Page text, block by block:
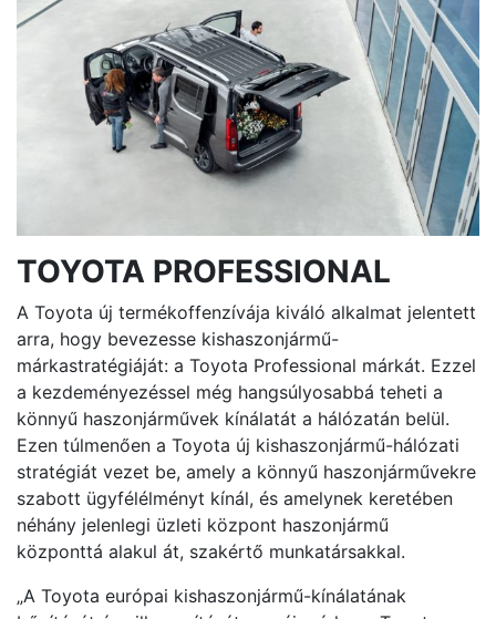
TOYOTA PROFESSIONAL
A Toyota új termékoffenzívája kiváló alkalmat jelentett
arra, hogy bevezesse kishaszonjármű-
márkastratégiáját: a Toyota Professional márkát. Ezzel
a kezdeményezéssel még hangsúlyosabbá teheti a
könnyű haszonjárművek kínálatát a hálózatán belül.
Ezen túlmenően a Toyota új kishaszonjármű-hálózati
stratégiát vezet be, amely a könnyű haszonjárművekre
szabott ügyfélélményt kínál, és amelynek keretében
néhány jelenlegi üzleti központ haszonjármű
központtá alakul át, szakértő munkatársakkal.
„A Toyota európai kishaszonjármű-kínálatának